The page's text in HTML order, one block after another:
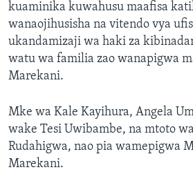
kuaminika kuwahusu maafisa
wanaojihusisha na vitendo vya
ukandamizaji wa haki za
watu wa familia zao wanapigwa
Marekani.
Mke wa Kale Kayihura, Angela
wake Tesi Uwibambe, na mtoto
Rudahigwa, nao pia wamepigwa
Marekani.